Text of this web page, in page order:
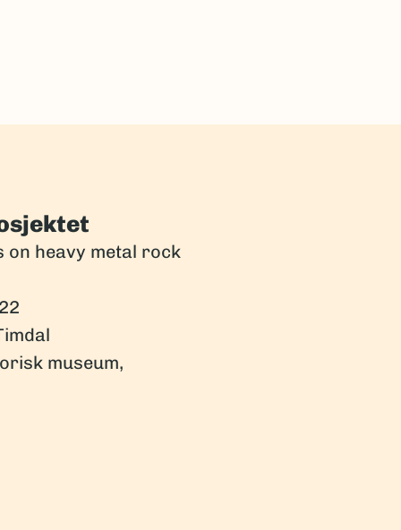
on heavy metal rock
museum,